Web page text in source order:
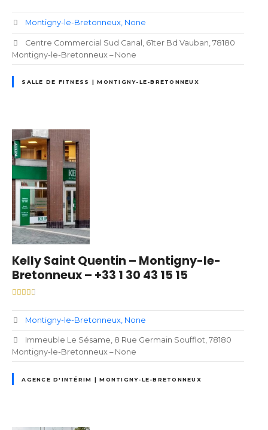
Montigny-le-Bretonneux None
Centre Commercial Sud Canal, 61ter Bd Vauban, 78180
Montigny-le-Bretonneux – None
SALLE DE FITNESS | MONTIGNY-LE-BRETONNEUX
Kelly Saint Quentin – Montigny-le-
Bretonneux – +33 1 30 43 15 15
Montigny-le-Bretonneux None
Immeuble Le Sésame, 8 Rue Germain Soufflot, 78180
Montigny-le-Bretonneux – None
AGENCE D'INTÉRIM | MONTIGNY-LE-BRETONNEUX